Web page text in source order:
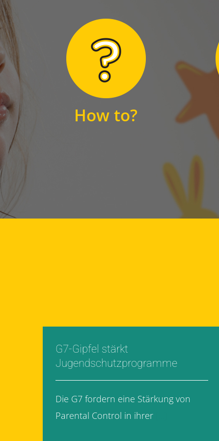
How to?
Hier finden Sie
G7-Gipfel stärkt
Jugendschutzprogramme
Die G7 fordern eine Stärkung von
Parental Control in ihrer